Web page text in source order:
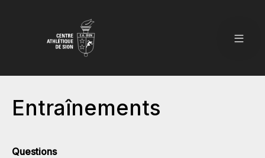
Entraînements
Questions